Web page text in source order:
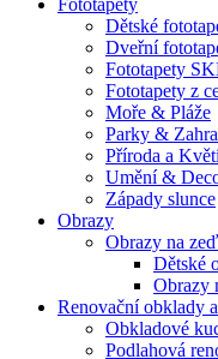
Dětské
Dveřní
Fototapety
Fototapety z
Moře & Pláže
Parky &
Příroda a
Umění &
Západy slunce
Obrazy
Obrazy na zeď
Dětské
Obrazy
Renovační obklady
Obkladové
Podlahová